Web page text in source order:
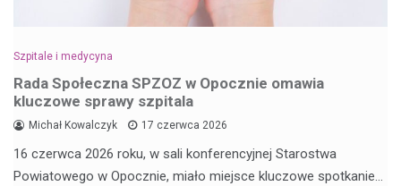
Szpitale i medycyna
Rada Społeczna SPZOZ w Opocznie omawia
kluczowe sprawy szpitala
Michał Kowalczyk 17 czerwca 2026
16 czerwca 2026 roku, w sali konferencyjnej Starostwa
Powiatowego w Opocznie, miało miejsce kluczowe spotkanie…